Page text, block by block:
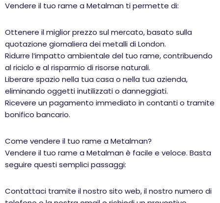
Vendere il tuo rame a Metalman ti permette di:
Ottenere il miglior prezzo sul mercato, basato sulla
quotazione giornaliera dei metalli di London.
Ridurre l’impatto ambientale del tuo rame, contribuendo
al riciclo e al risparmio di risorse naturali.
Liberare spazio nella tua casa o nella tua azienda,
eliminando oggetti inutilizzati o danneggiati.
Ricevere un pagamento immediato in contanti o tramite
bonifico bancario.
Come vendere il tuo rame a Metalman?
Vendere il tuo rame a Metalman è facile e veloce. Basta
seguire questi semplici passaggi:
Contattaci tramite il nostro sito web, il nostro numero di